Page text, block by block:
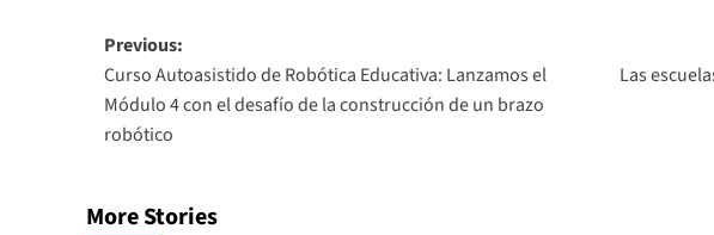
Previous:
Curso Autoasistido de Robótica Educativa: Lanzamos el
Módulo 4 con el desafío de la construcción de un brazo
robótico
Las
More Stories